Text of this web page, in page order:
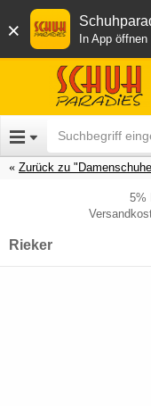
× In App öffnen
Zurück zu
5%
Rieker